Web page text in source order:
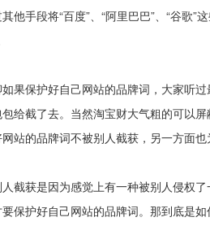
他手段将“百度”、“阿里巴巴”、“谷歌
保护好自己网站的品牌词，大家听过
给截了去。当然淘宝财大气粗的可以
站的品牌词不被别人截获，另一方面
获是因为感觉上有一种被别人侵权了
保护好自己网站的品牌词。那到底是